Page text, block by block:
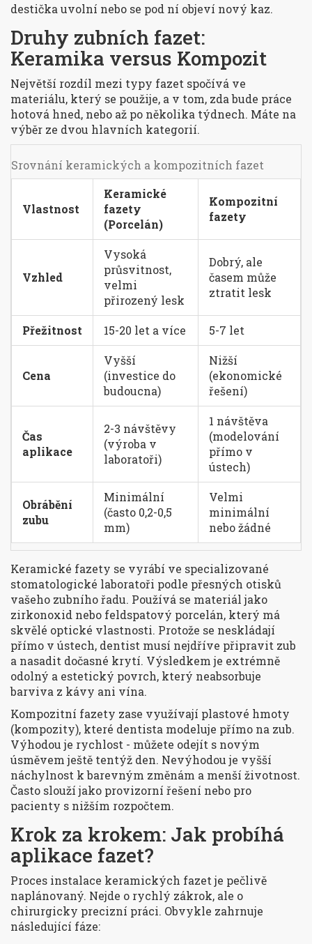
destička uvolní nebo se pod ní objeví nový kaz.
Druhy zubních fazet:
Keramika versus Kompozit
Největší rozdíl mezi typy fazet spočívá ve
materiálu, který se použije, a v tom, zda bude práce
hotová hned, nebo až po několika týdnech. Máte na
výběr ze dvou hlavních kategorií.
Srovnání keramických a kompozitních fazet
Vlastnost
Keramické
fazety
(Porcelán)
Kompozitní
fazety
Vzhled
Vysoká
průsvitnost,
velmi
přirozený lesk
Dobrý, ale
časem může
ztratit lesk
Přežitnost 15-20 let a více 5-7 let
Cena
Vyšší
(investice do
budoucna)
Nižší
(ekonomické
řešení)
Čas
aplikace
2-3 návštěvy
(výroba v
laboratoři)
1 návštěva
(modelování
přímo v
ústech)
Obrábění
zubu
Minimální
(často 0,2-0,5
mm)
Velmi
minimální
nebo žádné
Keramické fazety se vyrábí ve specializované
stomatologické laboratoři podle přesných otisků
vašeho zubního řadu. Používá se materiál jako
zirkonoxid nebo feldspatový porcelán, který má
skvělé optické vlastnosti. Protože se neskládají
přímo v ústech, dentist musí nejdříve připravit zub
a nasadit dočasné krytí. Výsledkem je extrémně
odolný a estetický povrch, který neabsorbuje
barviva z kávy ani vína.
Kompozitní fazety zase využívají plastové hmoty
(kompozity), které dentista modeluje přímo na zub.
Výhodou je rychlost - můžete odejít s novým
úsměvem ještě tentýž den. Nevýhodou je vyšší
náchylnost k barevným změnám a menší životnost.
Často slouží jako provizorní řešení nebo pro
pacienty s nižším rozpočtem.
Krok za krokem: Jak probíhá
aplikace fazet?
Proces instalace keramických fazet je pečlivě
naplánovaný. Nejde o rychlý zákrok, ale o
chirurgicky precizní práci. Obvykle zahrnuje
následující fáze: